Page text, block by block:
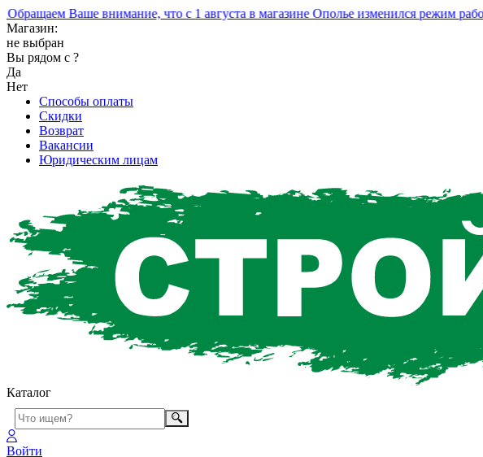
Ваше внимание, что с 1 августа в магазине Ополье изменился режим работы.
Магазин:
не выбран
Вы рядом с ?
Да
Нет
Способы оплаты
Скидки
Возврат
Вакансии
Юридическим лицам
Каталог
Войти